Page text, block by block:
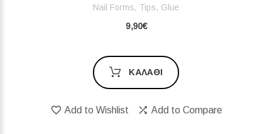
Nail Forms, Tips, Glue
9,90€
ΚΑΛΆΘΙ
Add to Wishlist Add to Compare